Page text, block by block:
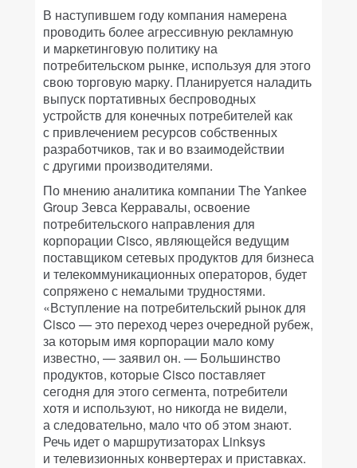
В наступившем году компания намерена
проводить более агрессивную рекламную
и маркетинговую политику на
потребительском рынке, используя для этого
свою торговую марку. Планируется наладить
выпуск портативных беспроводных
устройств для конечных потребителей как
с привлечением ресурсов собственных
разработчиков, так и во взаимодействии
с другими производителями.
По мнению аналитика компании The Yankee
Group Зевса Керравалы, освоение
потребительского направления для
корпорации Cisco, являющейся ведущим
поставщиком сетевых продуктов для бизнеса
и телекоммуникационных операторов, будет
сопряжено с немалыми трудностями.
«Вступление на потребительский рынок для
Cisco — это переход через очередной рубеж,
за которым имя корпорации мало кому
известно, — заявил он. — Большинство
продуктов, которые Cisco поставляет
сегодня для этого сегмента, потребители
хотя и используют, но никогда не видели,
а следовательно, мало что об этом знают.
Речь идет о маршрутизаторах Linksys
и телевизионных конвертерах и приставках.